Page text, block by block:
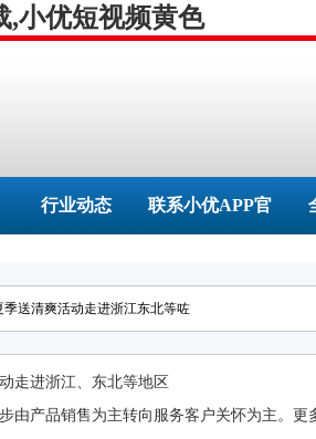
,小优短视频黄色
行业动态 联系小优APP官
送清爽活动走进浙江东北等咗
进浙江、东北等地区
步由产品销售为主转向服务客户关怀为主。更